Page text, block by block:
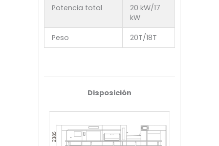
Potencia total
20 kW/17
kW
Peso 20T/18T
Disposición